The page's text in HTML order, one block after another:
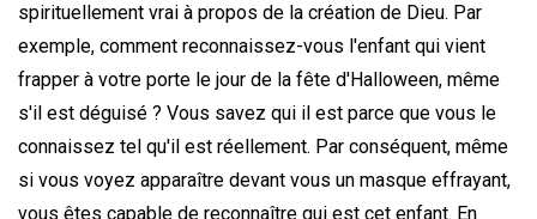
spirituellement vrai à propos de la création de Dieu. Par
exemple, comment reconnaissez-vous l'enfant qui vient
frapper à votre porte le jour de la fête d'Halloween, même
s'il est déguisé ? Vous savez qui il est parce que vous le
connaissez tel qu'il est réellement. Par conséquent, même
si vous voyez apparaître devant vous un masque effrayant,
vous êtes capable de reconnaître qui est cet enfant. En